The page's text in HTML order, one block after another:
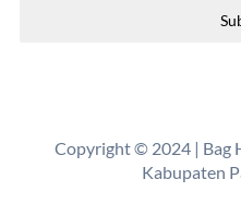
Copyright © 2024 | Bag
Kabupaten